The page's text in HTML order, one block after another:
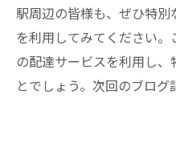
駅周辺の皆様も、ぜひ特
を利用してみてください
の配達サービスを利用し
とでしょう。次回のブログ